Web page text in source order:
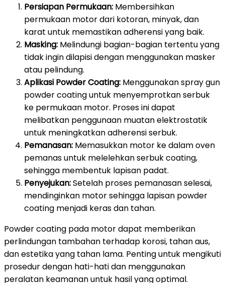
Persiapan Permukaan: Membersihkan
permukaan motor dari kotoran, minyak, dan
karat untuk memastikan adherensi yang baik.
Masking: Melindungi bagian-bagian tertentu yang
tidak ingin dilapisi dengan menggunakan masker
atau pelindung.
Aplikasi Powder Coating: Menggunakan spray gun
powder coating untuk menyemprotkan serbuk
ke permukaan motor. Proses ini dapat
melibatkan penggunaan muatan elektrostatik
untuk meningkatkan adherensi serbuk.
Pemanasan: Memasukkan motor ke dalam oven
pemanas untuk melelehkan serbuk coating,
sehingga membentuk lapisan padat.
Penyejukan:Setelah proses pemanasan selesai,
mendinginkan motor sehingga lapisan powder
coating menjadi keras dan tahan.
Powder coating pada motor dapat memberikan
perlindungan tambahan terhadap korosi, tahan aus,
dan estetika yang tahan lama. Penting untuk mengikuti
prosedur dengan hati-hati dan menggunakan
peralatan keamanan untuk hasil yang optimal.